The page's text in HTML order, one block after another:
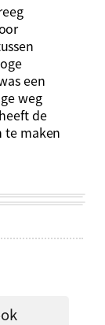
een
weg
de
te maken